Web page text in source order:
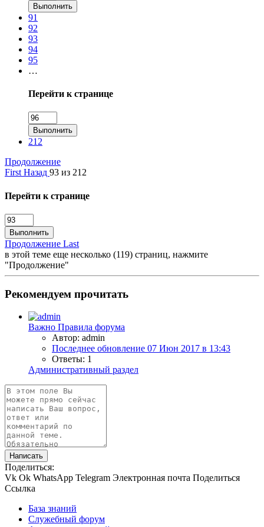
Выполнить
91
92
93
94
95
…
Перейти к странице
Выполнить
212
Продолжение
First Назад 93 из 212
Перейти к странице
Выполнить
Продолжение Last
в этой теме еще несколько (119) страниц, нажмите
"Продолжение"
Рекомендуем прочитать
Важно Правила форума
Автор: admin
Последнее обновление 07 Июн 2017 в 13:43
Ответы: 1
Административный раздел
Написать
Поделиться:
Vk Ok WhatsApp Telegram Электронная почта Поделиться
Ссылка
База знаний
Служебный форум